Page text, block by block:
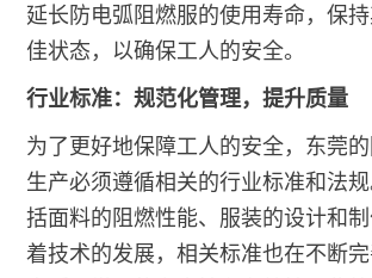
延长防电弧阻燃服的使用寿命，保
佳状态，以确保工人的安全。
行业标准：规范化管理，提升质量
为了更好地保障工人的安全，东莞
生产必须遵循相关的行业标准和法
括面料的阻燃性能、服装的设计和
着技术的发展，相关标准也在不断